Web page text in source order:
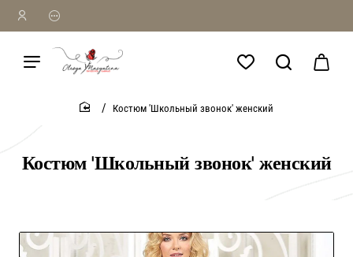
Костюм 'Школьный звонок' женский
Костюм 'Школьный звонок' женский